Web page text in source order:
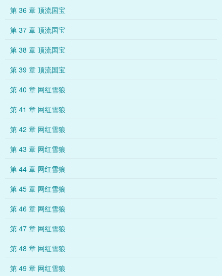
第 36 章 顶流国宝
第 37 章 顶流国宝
第 38 章 顶流国宝
第 39 章 顶流国宝
第 40 章 网红雪狼
第 41 章 网红雪狼
第 42 章 网红雪狼
第 43 章 网红雪狼
第 44 章 网红雪狼
第 45 章 网红雪狼
第 46 章 网红雪狼
第 47 章 网红雪狼
第 48 章 网红雪狼
第 49 章 网红雪狼